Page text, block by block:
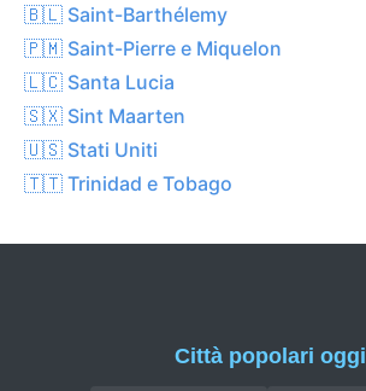
🇧🇱 Saint-Barthélemy
🇵🇲 Saint-Pierre e Miquelon
🇱🇨 Santa Lucia
🇸🇽 Sint Maarten
🇺🇸 Stati Uniti
🇹🇹 Trinidad e Tobago
Città popolari oggi